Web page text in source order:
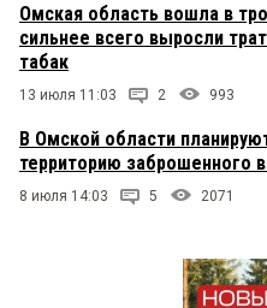
Омская область вошла в
сильнее всего выросли
табак
13 июля 11:03 2 993
В Омской области
территорию заброшенного
8 июля 14:03 5 2071